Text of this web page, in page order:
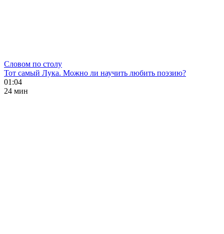
Словом по столу
Тот самый Лука. Можно ли научить любить поэзию?
01:04
24 мин